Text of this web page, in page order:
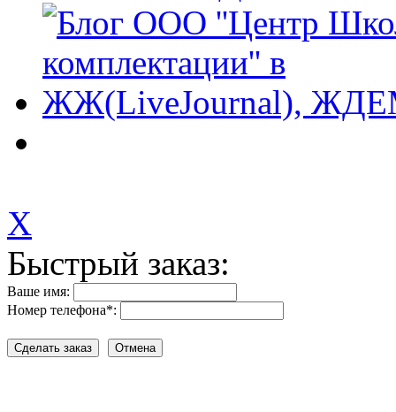
X
Быстрый заказ:
Ваше имя:
Номер телефона*: